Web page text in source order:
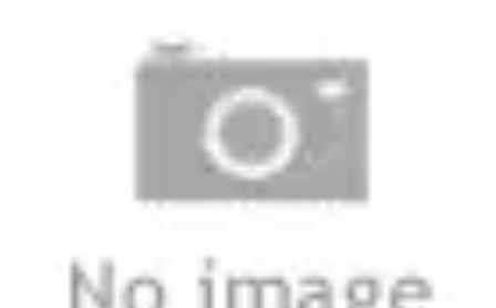
Organisation d'Aventures
Activités d'AventureAventure et Nature